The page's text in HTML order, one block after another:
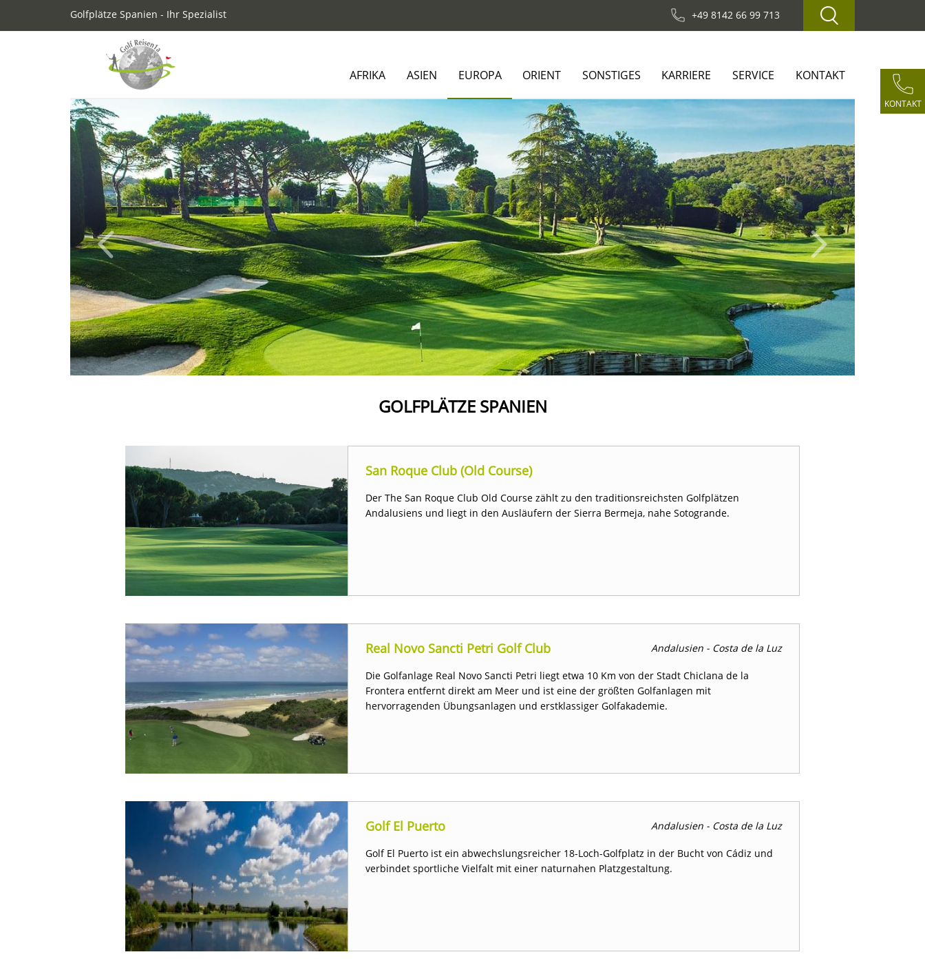
Golfplätze Spanien - Ihr Spezialist +49 8142 66 99 713
KONTAKT
AFRIKA ASIEN EUROPA ORIENT SONSTIGES KARRIERE SERVICE KONTAKT
Previous Next
GOLFPLÄTZE SPANIEN
San Roque Club (Old Course)
Der The San Roque Club Old Course zählt zu den traditionsreichsten Golfplätzen
Andalusiens und liegt in den Ausläufern der Sierra Bermeja, nahe Sotogrande.
Andalusien - Costa de la Luz
Real Novo Sancti Petri Golf Club
Die Golfanlage Real Novo Sancti Petri liegt etwa 10 Km von der Stadt Chiclana de la
Frontera entfernt direkt am Meer und ist eine der größten Golfanlagen mit
hervorragenden Übungsanlagen und erstklassiger Golfakademie.
Andalusien - Costa de la Luz
Golf El Puerto
Golf El Puerto ist ein abwechslungsreicher 18-Loch-Golfplatz in der Bucht von Cádiz und
verbindet sportliche Vielfalt mit einer naturnahen Platzgestaltung.